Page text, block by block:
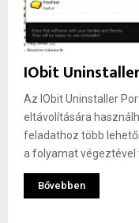
IObit
Az IObit Uninstaller
eltávolítására
feladathoz több
a folyamat végeztével
Bővebben